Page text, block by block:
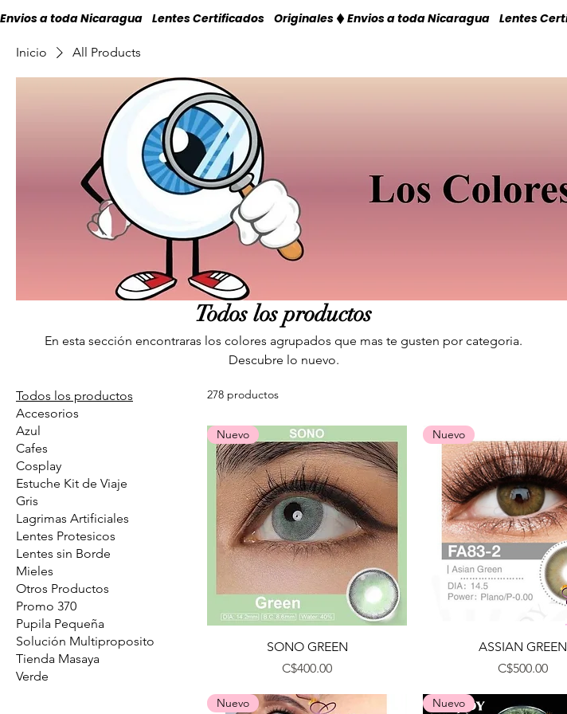
Envios a toda Nicaragua    Lentes Certificados    Originales
Inicio All Products
Todos los productos
En esta sección encontraras los colores agrupados que mas te gusten por categoria.
Descubre lo nuevo.
Todos los productos
Accesorios
Azul
Cafes
Cosplay
Estuche Kit de Viaje
Gris
Lagrimas Artificiales
Lentes Protesicos
Lentes sin Borde
Mieles
Otros Productos
Promo 370
Pupila Pequeña
Solución Multiproposito
Tienda Masaya
Verde
278 productos
Vista rápida
Nuevo
SONO GREEN
Precio
C$400.00
Vista rápida
Nuevo
ASSIAN GREEN
Precio
C$500.00
Nuevo Nuevo